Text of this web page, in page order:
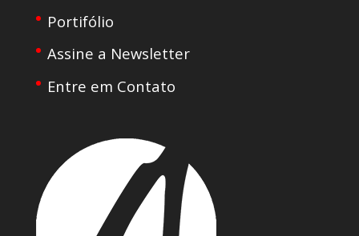
Portifólio
Assine a Newsletter
Entre em Contato